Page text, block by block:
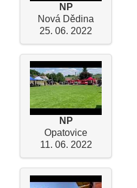
NP
Nová Dědina
25. 06. 2022
NP
Opatovice
11. 06. 2022